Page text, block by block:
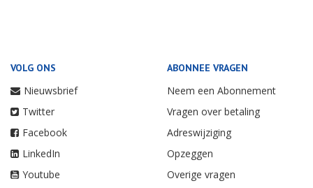
VOLG ONS
Nieuwsbrief
Twitter
Facebook
LinkedIn
Youtube
ABONNEE VRAGEN
Neem een Abonnement
Vragen over betaling
Adreswijziging
Opzeggen
Overige vragen